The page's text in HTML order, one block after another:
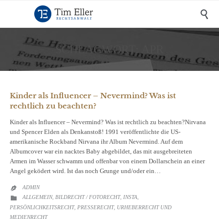

SCHLAGWORT:
Kinder als Influencer – Nevermind? Was ist
rechtlich zu beachten?
Kinder als Influencer – Nevermind? Was ist rechtlich zu beachten?Nirvana
und Spencer Elden als Denkanstoß! 1991 veröffentlichte die US-
amerikanische Rockband Nirvana ihr Album Nevermind. Auf dem
Albumcover war ein nacktes Baby abgebildet, das mit ausgebreiteten
Armen im Wasser schwamm und offenbar von einem Dollarschein an einer
Angel geködert wird. Ist das noch Grunge und/oder ein…
 ADMIN
 CATEGORY
ALLGEMEIN, BILDRECHT / FOTORECHT, INSTA
PERSÖNLICHKEITSRECHT, PRESSERECHT, URHEBERRECHT UND
MEDIENRECHT